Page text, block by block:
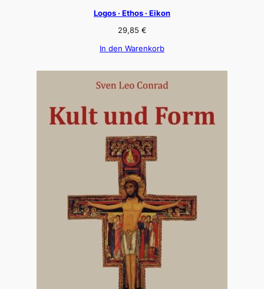
Logos · Ethos · Eikon
29,85 €
In den Warenkorb